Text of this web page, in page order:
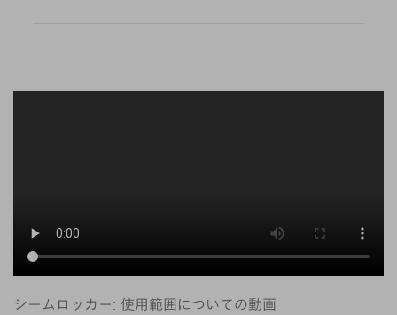
シームロッカー: 使用範囲についての動画